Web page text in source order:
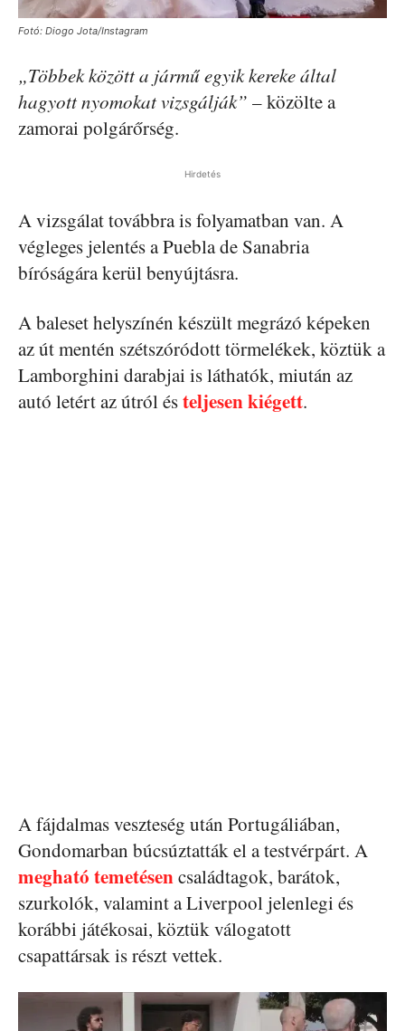
Fotó: Diogo Jota/Instagram
„Többek között a jármű egyik kereke által
hagyott nyomokat vizsgálják” – közölte a
zamorai polgárőrség.
Hirdetés
A vizsgálat továbbra is folyamatban van. A
végleges jelentés a Puebla de Sanabria
bíróságára kerül benyújtásra.
A baleset helyszínén készült megrázó képeken
az út mentén szétszóródott törmelékek, köztük a
Lamborghini darabjai is láthatók, miután az
autó letért az útról ésteljesen kiégett.
A fájdalmas veszteség után Portugáliában,
Gondomarban búcsúztatták el a testvérpárt. A
megható temetésencsaládtagok, barátok,
szurkolók, valamint a Liverpool jelenlegi és
korábbi játékosai, köztük válogatott
csapattársak is részt vettek.